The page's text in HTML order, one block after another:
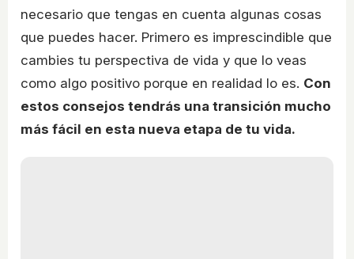
necesario que tengas en cuenta algunas cosas
que puedes hacer. Primero es imprescindible que
cambies tu perspectiva de vida y que lo veas
como algo positivo porque en realidad lo es. Con
estos consejos tendrás una transición mucho
más fácil en esta nueva etapa de tu vida.